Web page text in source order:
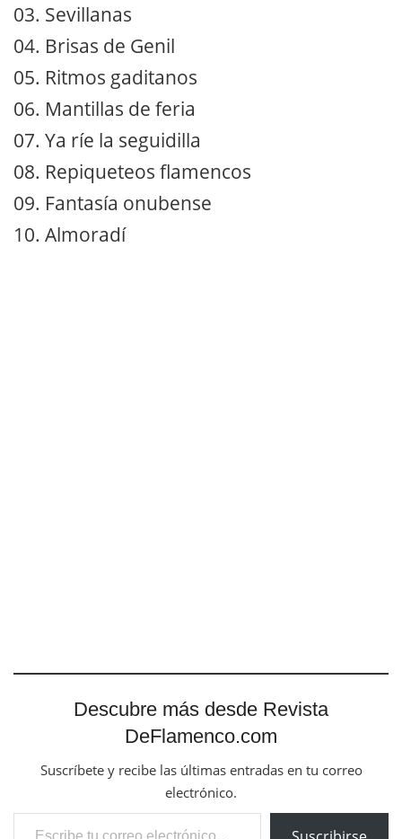
03. Sevillanas
04. Brisas de Genil
05. Ritmos gaditanos
06. Mantillas de feria
07. Ya ríe la seguidilla
08. Repiqueteos flamencos
09. Fantasía onubense
10. Almoradí
Descubre más desde Revista
DeFlamenco.com
Suscríbete y recibe las últimas entradas en tu correo
electrónico.
Escribe tu correo electrónico…